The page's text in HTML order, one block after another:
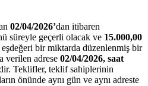
02/04/2026’dan itibaren
süreyle geçerli olacak ve 15.000,00
bir miktarda düzenlenmiş bir
verilen adrese 02/04/2026, saat
Teklifler, teklif sahiplerinin
önünde aynı gün ve aynı adreste